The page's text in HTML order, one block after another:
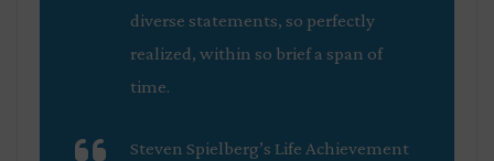
diverse statements, so perfectly
realized, within so brief a span of
time.
Steven Spielberg’s Life Achievement